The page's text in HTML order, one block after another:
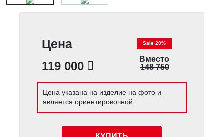
Цена
119 000
Sale 20%
Вместо
148 750
Цена указана на изделие на фото и
является ориентировочной.